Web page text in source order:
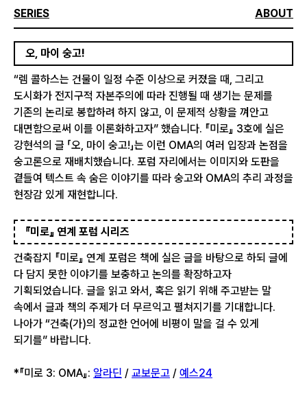
SERIES ABOUT
오, 마이 숭고!
“렘 콜하스는 건물이 일정 수준 이상으로 커졌을 때, 그리고
도시화가 전지구적 자본주의에 따라 진행될 때 생기는 문제를
기존의 논리로 봉합하려 하지 않고, 이 문제적 상황을 껴안고
대면함으로써 이를 이론화하고자” 했습니다. 『미로』 3호에 실은
강현석의 글 「오, 마이 숭고!」는 이런 OMA의 여러 입장과 논점을
숭고론으로 재배치했습니다. 포럼 자리에서는 이미지와 도판을
곁들여 텍스트 속 숨은 이야기를 따라 숭고와 OMA의 추리 과정을
현장감 있게 재현합니다.
『미로』 연계 포럼 시리즈
건축잡지 『미로』 연계 포럼은 책에 실은 글을 바탕으로 하되 글에
다 담지 못한 이야기를 보충하고 논의를 확장하고자
기획되었습니다. 글을 읽고 와서, 혹은 읽기 위해 주고받는 말
속에서 글과 책의 주제가 더 무르익고 펼쳐지기를 기대합니다.
나아가 “건축(가)의 정교한 언어에 비평이 말을 걸 수 있게
되기를” 바랍니다.
*『미로 3: OMA』: 알라딘 / 교보문고 / 예스24